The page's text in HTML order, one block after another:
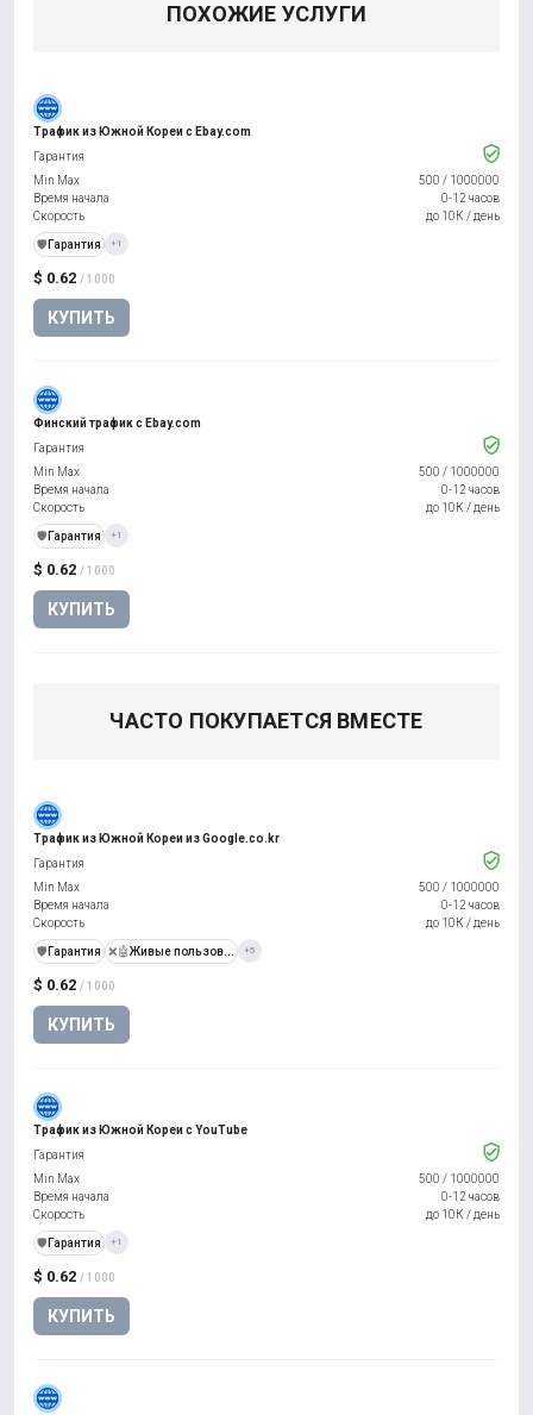
ПОХОЖИЕ УСЛУГИ
Трафик из Южной Кореи с Ebay.com
$ 0.62 / 1000
КУПИТЬ
Гарантия
Min Max
500 / 1000000
Время начала
0-12 часов
Скорость
до 10К / день
️🛡️ Гарантия +1
Финский трафик с Ebay.com
$ 0.62 / 1000
КУПИТЬ
Гарантия
Min Max
500 / 1000000
Время начала
0-12 часов
Скорость
до 10К / день
️🛡️ Гарантия +1
ЧАСТО ПОКУПАЕТСЯ ВМЕСТЕ
Трафик из Южной Кореи из Google.co.kr
$ 0.62 / 1000
КУПИТЬ
Гарантия
Min Max
500 / 1000000
Время начала
0-12 часов
Скорость
до 10К / день
️🛡️ Гарантия ❌🤖Живые пользов... +5
Трафик из Южной Кореи с YouTube
$ 0.62 / 1000
КУПИТЬ
Гарантия
Min Max
500 / 1000000
Время начала
0-12 часов
Скорость
до 10К / день
️🛡️ Гарантия +1